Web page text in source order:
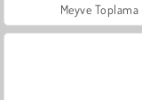
Meyve Toplama